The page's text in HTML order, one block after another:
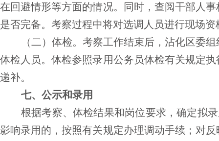
在回避情形等方面的情况。同时，查阅干部人
是否完备。考察过程中将对选调人员进行现场
（二）体检。考察工作结束后，沾化区委
体检人员。体检参照录用公务员体检有关规定
递补。
七、公示和录用
根据考察、体检结果和岗位要求，确定拟
影响录用的，按照有关规定办理调动手续；对